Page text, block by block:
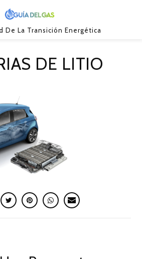
De La Transición Energética
DE LITIO